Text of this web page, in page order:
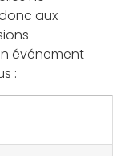
aux
événement
: